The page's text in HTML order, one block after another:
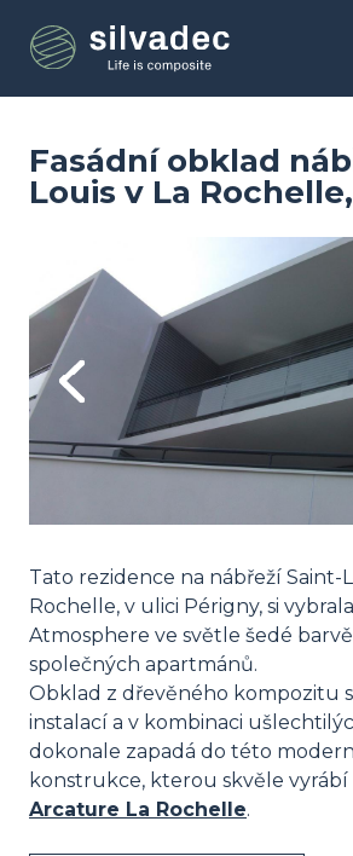
hlavnímu
Fasádní obklad
Louis v La
Previous
Tato rezidence na nábřeží Saint-
Rochelle, v ulici Périgny, si
Atmosphere ve světle šedé
společných apartmánů.
Obklad z dřevěného kompozitu
instalací a v kombinaci
dokonale zapadá do této
konstrukce, kterou skvěle vyrábí
Arcature La Rochelle.